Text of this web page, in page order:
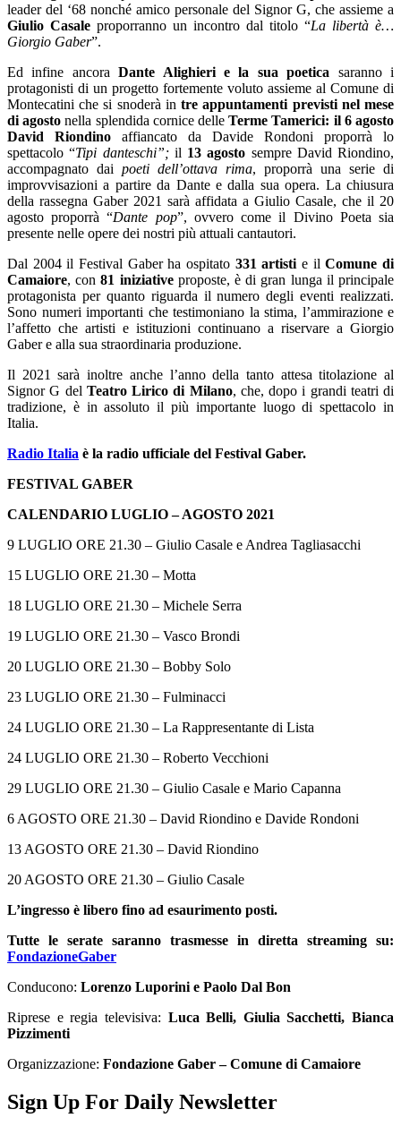
leader del ‘68 nonché amico personale del Signor G, che assieme a
Giulio Casale proporranno un incontro dal titolo “La libertà è…
Giorgio Gaber”.
Ed infine ancoraDante Alighieri e la sua poetica saranno i
protagonisti di un progetto fortemente voluto assieme al Comune di
Montecatini che si snoderà intre appuntamenti previsti nel mese
di agosto nella splendida cornice delleTerme Tamerici: il 6 agosto
David Riondino affiancato da Davide Rondoni proporrà lo
spettacolo “Tipi danteschi”;il 13 agosto sempre David Riondino,
accompagnato dai poeti dell’ottava rima, proporrà una serie di
improvvisazioni a partire da Dante e dalla sua opera. La chiusura
della rassegna Gaber 2021 sarà affidata a Giulio Casale, che il 20
agosto proporrà “Dante pop”, ovvero come il Divino Poeta sia
presente nelle opere dei nostri più attuali cantautori.
Dal 2004 il Festival Gaber ha ospitato 331 artisti e ilComune di
Camaiore, con81 iniziativeproposte, è di gran lunga il principale
protagonista per quanto riguarda il numero degli eventi realizzati.
Sono numeri importanti che testimoniano la stima, l’ammirazione e
l’affetto che artisti e istituzioni continuano a riservare a Giorgio
Gaber e alla sua straordinaria produzione.
Il 2021 sarà inoltre anche l’anno della tanto attesa titolazione al
Signor G del Teatro Lirico di Milano, che, dopo i grandi teatri di
tradizione, è in assoluto il più importante luogo di spettacolo in
Italia.
Radio Italia è la radio ufficiale del Festival Gaber.
FESTIVAL GABER
CALENDARIO LUGLIO – AGOSTO 2021
9 LUGLIO ORE 21.30 – Giulio Casale e Andrea Tagliasacchi
15 LUGLIO ORE 21.30 – Motta
18 LUGLIO ORE 21.30 – Michele Serra
19 LUGLIO ORE 21.30 – Vasco Brondi
20 LUGLIO ORE 21.30 – Bobby Solo
23 LUGLIO ORE 21.30 – Fulminacci
24 LUGLIO ORE 21.30 – La Rappresentante di Lista
24 LUGLIO ORE 21.30 – Roberto Vecchioni
29 LUGLIO ORE 21.30 – Giulio Casale e Mario Capanna
6 AGOSTO ORE 21.30 – David Riondino e Davide Rondoni
13 AGOSTO ORE 21.30 – David Riondino
20 AGOSTO ORE 21.30 – Giulio Casale
L’ingresso è libero fino ad esaurimento posti.
Tutte le serate saranno trasmesse in diretta streaming su:
FondazioneGaber
Conducono: Lorenzo Luporini e Paolo Dal Bon
Riprese e regia televisiva: Luca Belli, Giulia Sacchetti, Bianca
Pizzimenti
Organizzazione: Fondazione Gaber – Comune di Camaiore
Sign Up For Daily Newsletter